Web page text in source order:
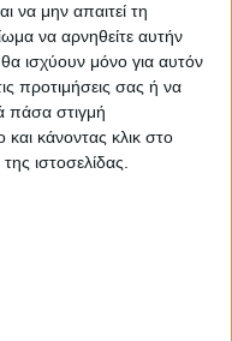
να μην απαιτεί τη
να αρνηθείτε αυτήν
ισχύουν μόνο για αυτόν
προτιμήσεις σας ή να
πάσα στιγμή
κάνοντας κλικ στο
ιστοσελίδας.